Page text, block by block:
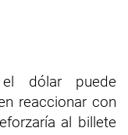
dólar puede
reaccionar con
al billete